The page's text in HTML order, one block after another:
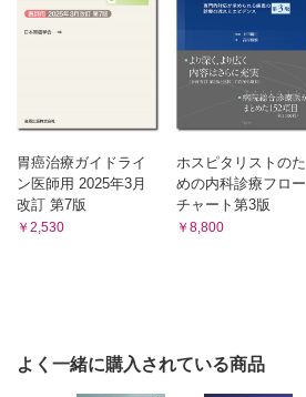
胃癌治療ガイドライ
ン医師用 2025年3月
改訂 第7版
￥2,530
ホスピタリストのた
めの内科診療フロー
チャート第3版
￥8,800
よく一緒に購入されている商品